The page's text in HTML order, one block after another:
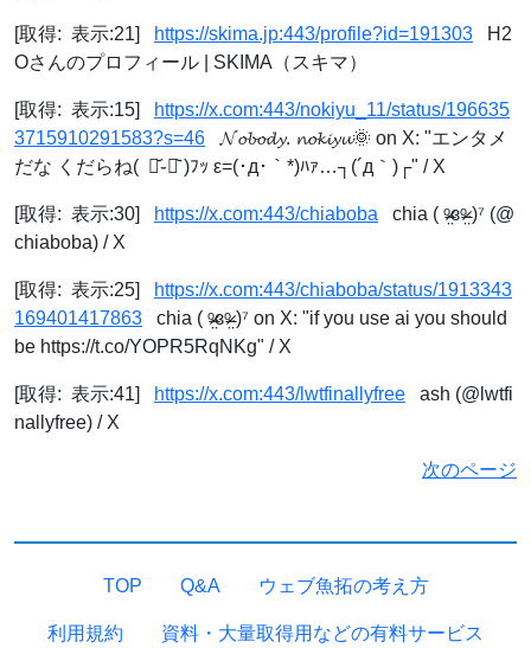
[取得: 表示:21] https://skima.jp:443/profile?id=191303 H2
Oさんのプロフィール | SKIMA（スキマ）
[取得: 表示:15]
https://x.com:443/nokiyu_11/status/196635
3715910291583?s=46 𝓝𝓸𝓫𝓸𝓭𝔂. 𝓷𝓸𝓴𝓲𝔂𝓾🌞 on X: "エンタメ
だな くだらね( ･᷄֊･᷅ )ﾌｯ ε=(･д･｀*)ﾊｧ…┐(´д｀)┌" / X
[取得: 表示:30] https://x.com:443/chiaboba chia ( ᵒ̴̶̷̤ɞᵒ̴̶̷̤ )⁷ (@
chiaboba) / X
[取得: 表示:25]
https://x.com:443/chiaboba/status/1913343
169401417863 chia ( ᵒ̴̶̷̤ɞᵒ̴̶̷̤ )⁷ on X: "if you use ai you should
be https://t.co/YOPR5RqNKg" / X
[取得: 表示:41] https://x.com:443/lwtfinallyfree ash (@lwtfi
nallyfree) / X
次のページ
TOP Q&A ウェブ魚拓の考え方
利用規約 資料・大量取得用などの有料サービス